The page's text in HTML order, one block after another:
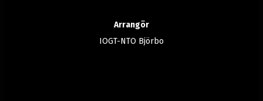
Arrangör
IOGT-NTO Björbo